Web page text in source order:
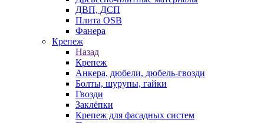
ДВП, ДСП
Плита OSB
Фанера
Крепеж
Назад
Крепеж
Анкера, дюбели, дюбель-гвозди
Болты, шурупы, гайки
Гвозди
Заклёпки
Крепеж для фасадных систем